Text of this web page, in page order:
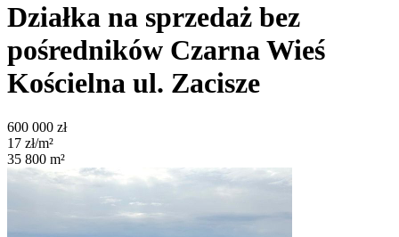
Działka na sprzedaż bez
pośredników Czarna Wieś
Kościelna ul. Zacisze
600 000 zł
17 zł/m²
35 800 m²